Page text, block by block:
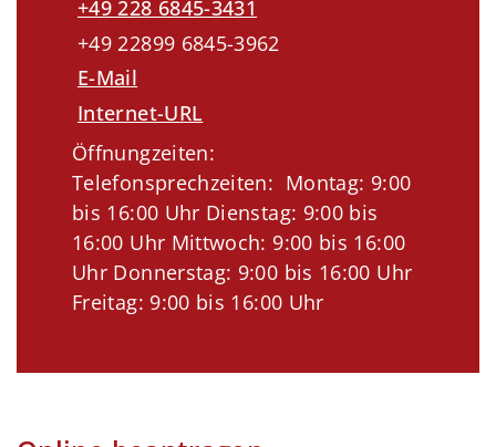
+49 228 6845-3431
+49 22899 6845-3962
E-Mail
Internet-URL
Öffnungzeiten:
Telefonsprechzeiten: Montag: 9:00
bis 16:00 Uhr Dienstag: 9:00 bis
16:00 Uhr Mittwoch: 9:00 bis 16:00
Uhr Donnerstag: 9:00 bis 16:00 Uhr
Freitag: 9:00 bis 16:00 Uhr